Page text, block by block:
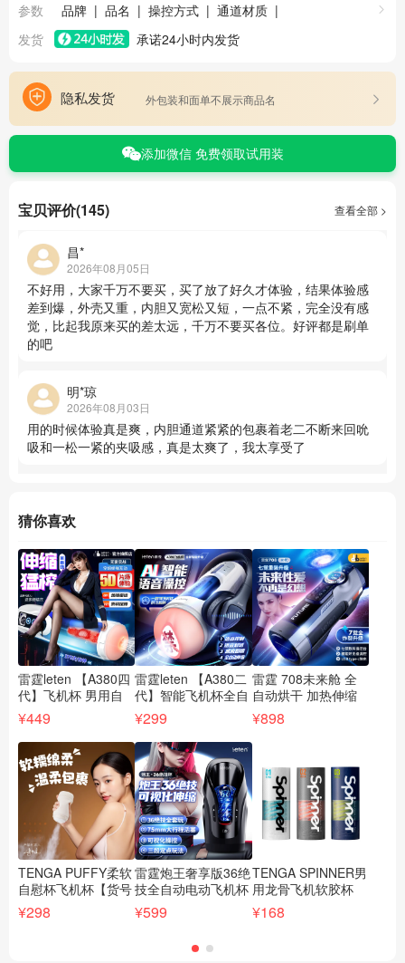
参数 品牌 | 品名 | 操控方式 | 通道材质 |
主体材质（外壳）
通道数量 | 是否多内胆 | 是否加温
发货 承诺24小时内发货
隐私发货 外包装和面单不展示商品名
添加微信 免费领取试用装
宝贝评价(145) 查看全部 >
昌*
2026年08月05日
不好用，大家千万不要买，买了放了好久才体验，结果体验感
差到爆，外壳又重，内胆又宽松又短，一点不紧，完全没有感
觉，比起我原来买的差太远，千万不要买各位。好评都是刷单
的吧
明*琼
2026年08月03日
用的时候体验真是爽，内胆通道紧紧的包裹着老二不断来回吮
吸和一松一紧的夹吸感，真是太爽了，我太享受了
猜你喜欢
雷霆leten 【A380四
代】飞机杯 男用自
慰器具锻炼抽插活塞
情趣用品【货号
XFJ9602】
¥449
雷霆leten 【A380二
代】智能飞机杯全自
动男用伸缩自慰器
智能对话【货号
XFJ9668】
¥299
雷霆 708未来舱 全
自动烘干 加热伸缩
吮吸发音飞机杯【货
号XFJ9653】
¥898
TENGA PUFFY柔软
自慰杯飞机杯【货号
XFJ7789
棕/XFJ7790
¥298
雷霆炮王奢享版36绝
技全自动电动飞机杯
【货号FJ9679】
¥599
TENGA SPINNER男
用龙骨飞机软胶杯
吮旋吸典雅日本进口
【货号XFJ5718】
¥168